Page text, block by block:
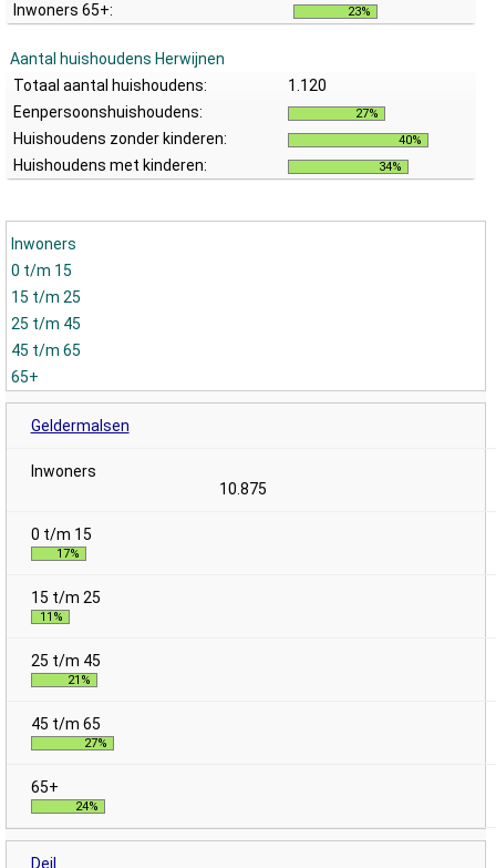
Inwoners 65+: 23%
Aantal huishoudens Herwijnen
Totaal aantal huishoudens:
1.120
Eenpersoonshuishoudens:
27%
Huishoudens zonder kinderen: 40%
Huishoudens met kinderen: 34%
Inwoners
0 t/m 15
15 t/m 25
25 t/m 45
45 t/m 65
65+
Geldermalsen
10.875
17%
11%
21%
27%
24%
Deil